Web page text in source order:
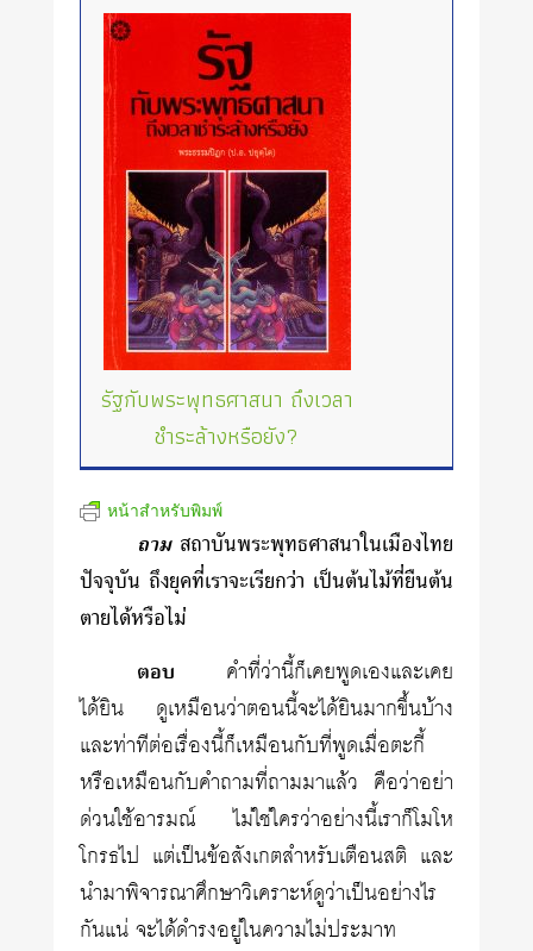
รัฐกับพระพุทธศาสนา ถึงเวลา
ชำระล้างหรือยัง?
หน้าสำหรับพิมพ์
ถามสถาบันพระพุทธศาสนาในเมืองไทย
ปัจจุบัน ถึงยุคที่เราจะเรียกว่า เป็นต้นไม้ที่ยืนต้น
ตายได้หรือไม่
ตอบ คำที่ว่านี้ก็เคยพูดเองและเคย
ได้ยิน ดูเหมือนว่าตอนนี้จะได้ยินมากขึ้นบ้าง
และท่าทีต่อเรื่องนี้ก็เหมือนกับที่พูดเมื่อตะกี้
หรือเหมือนกับคำถามที่ถามมาแล้ว คือว่าอย่า
ด่วนใช้อารมณ์ ไม่ใช่ใครว่าอย่างนี้เราก็โมโห
โกรธไป แต่เป็นข้อสังเกตสำหรับเตือนสติ และ
นำมาพิจารณาศึกษาวิเคราะห์ดูว่าเป็นอย่างไร
กันแน่ จะได้ดำรงอยู่ในความไม่ประมาท